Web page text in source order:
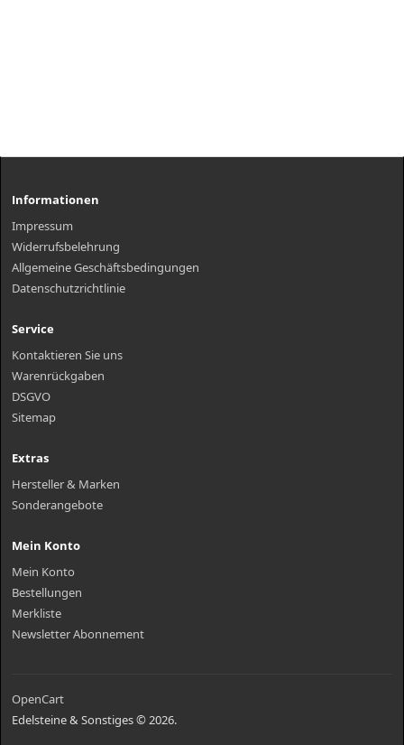
Informationen
Impressum
Widerrufsbelehrung
Allgemeine Geschäftsbedingungen
Datenschutzrichtlinie
Service
Kontaktieren Sie uns
Warenrückgaben
DSGVO
Sitemap
Extras
Hersteller & Marken
Sonderangebote
Mein Konto
Mein Konto
Bestellungen
Merkliste
Newsletter Abonnement
OpenCart
Edelsteine & Sonstiges © 2026.